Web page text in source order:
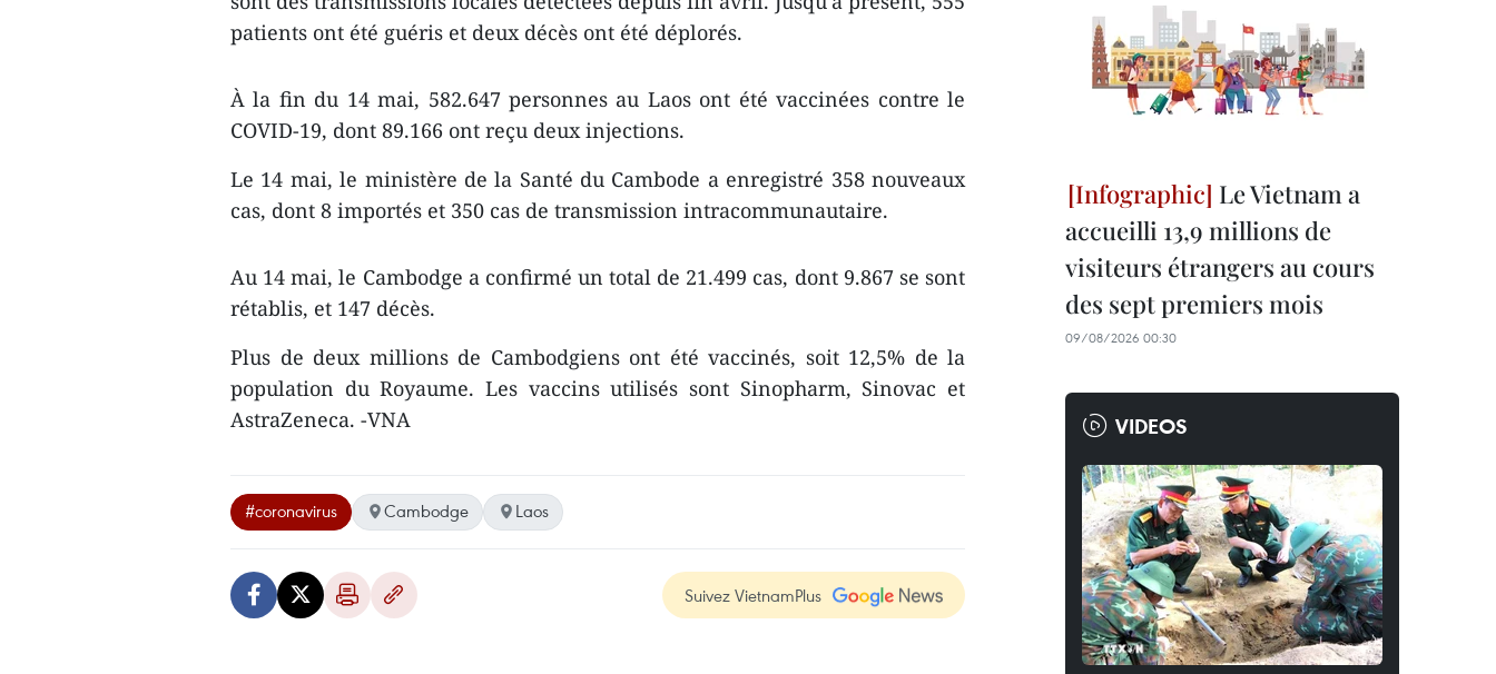
patients ont été guéris et deux décès ont été déplorés.
À la fin du 14 mai, 582.647 personnes au Laos ont été vaccinées contre le
COVID-19, dont 89.166 ont reçu deux injections.
Le 14 mai, le ministère de la Santé du Cambode a enregistré 358 nouveaux
cas, dont 8 importés et 350 cas de transmission intracommunautaire.
Au 14 mai, le Cambodge a confirmé un total de 21.499 cas, dont 9.867 se sont
rétablis, et 147 décès.
Plus de deux millions de Cambodgiens ont été vaccinés, soit 12,5% de la
population du Royaume. Les vaccins utilisés sont Sinopharm, Sinovac et
AstraZeneca. -VNA
#coronavirus Cambodge Laos
Suivez VietnamPlus
Le Vietnam a
accueilli 13,9 millions de
visiteurs étrangers au cours
des sept premiers mois
09/08/2026 00:30
VIDEOS